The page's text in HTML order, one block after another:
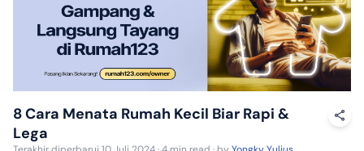
8 Cara Menata Rumah Kecil Biar Rapi &
Lega